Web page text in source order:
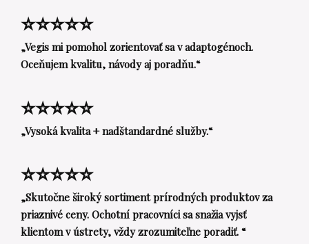
⭐⭐⭐⭐⭐
„Vegis mi pomohol zorientovať sa v adaptogénoch.
Oceňujem kvalitu, návody aj poradňu.“
⭐⭐⭐⭐⭐
„Vysoká kvalita + nadštandardné služby.“
⭐⭐⭐⭐⭐
„Skutočne široký sortiment prírodných produktov za
priaznivé ceny. Ochotní pracovníci sa snažia vyjsť
klientom v ústrety, vždy zrozumiteľne poradiť. “